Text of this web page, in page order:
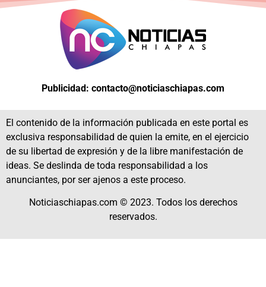
Publicidad: contacto@noticiaschiapas.com
El contenido de la información publicada en este portal es
exclusiva responsabilidad de quien la emite, en el ejercicio
de su libertad de expresión y de la libre manifestación de
ideas. Se deslinda de toda responsabilidad a los
anunciantes, por ser ajenos a este proceso.
Noticiaschiapas.com © 2023. Todos los derechos
reservados.